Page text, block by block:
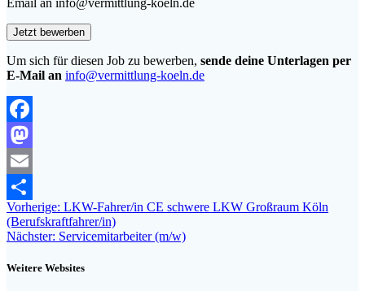
Um sich für diesen Job zu bewerben, sende deine Unterlagen per
E-Mail an info@vermittlung-koeln.de
Facebook
Mastodon
Email
Teilen
Beitragsnavigation
Vorherige: Vorheriger
Beitrag:
LKW-Fahrer/in CE schwere LKW Großraum Köln
(Berufskraftfahrer/in)
Nächster: Nächster
Servicemitarbeiter (m/w)
Weitere Websites